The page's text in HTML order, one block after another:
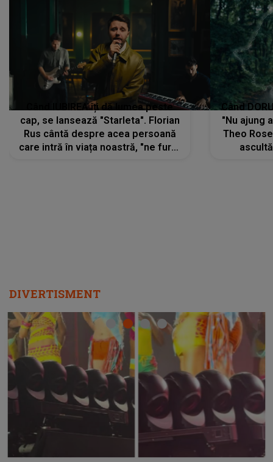
Când IUBIREA îți dă lumea peste
cap, se lansează "Starleta". Florian
Rus cântă despre acea persoană
care intră în viața noastră, "ne fură"
Când
"Nu ajung
Theo
DIVERTISMENT